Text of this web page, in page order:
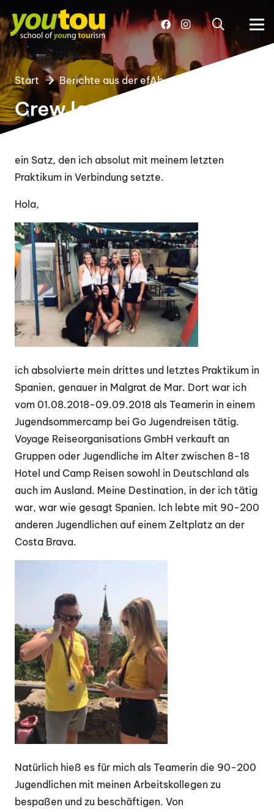
Start Berichte aus der efAb
Crew love is true love,
ein Satz, den ich absolut mit meinem letzten
Praktikum in Verbindung setzte.
Hola,
ich absolvierte mein drittes und letztes Praktikum in
Spanien, genauer in Malgrat de Mar. Dort war ich
vom 01.08.2018-09.09.2018 als Teamerin in einem
Jugendsommercamp bei Go Jugendreisen tätig.
Voyage Reiseorganisations GmbH verkauft an
Gruppen oder Jugendliche im Alter zwischen 8-18
Hotel und Camp Reisen sowohl in Deutschland als
auch im Ausland. Meine Destination, in der ich tätig
war, war wie gesagt Spanien. Ich lebte mit 90-200
anderen Jugendlichen auf einem Zeltplatz an der
Costa Brava.
Natürlich hieß es für mich als Teamerin die 90-200
Jugendlichen mit meinen Arbeitskollegen zu
bespaßen und zu beschäftigen. Von